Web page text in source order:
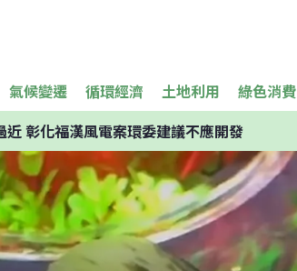
氣候變遷 循環經濟 土地利用 綠色消費
近 彰化福漢風電案環委建議不應開發